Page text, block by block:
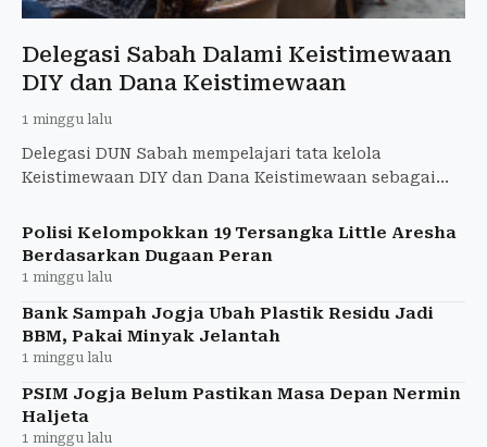
Delegasi Sabah Dalami Keistimewaan
DIY dan Dana Keistimewaan
1 minggu lalu
Delegasi DUN Sabah mempelajari tata kelola
Keistimewaan DIY dan Dana Keistimewaan sebagai
Polisi Kelompokkan 19 Tersangka Little Aresha
Berdasarkan Dugaan Peran
1 minggu lalu
Bank Sampah Jogja Ubah Plastik Residu Jadi
BBM, Pakai Minyak Jelantah
1 minggu lalu
PSIM Jogja Belum Pastikan Masa Depan Nermin
Haljeta
1 minggu lalu